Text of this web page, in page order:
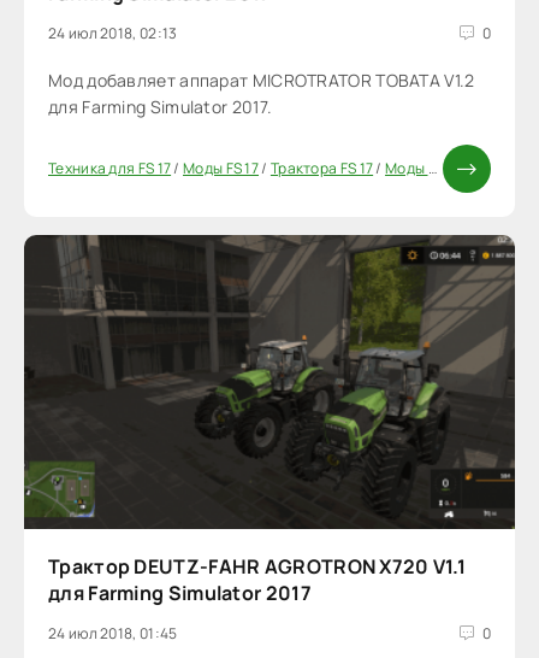
24 июл 2018, 02:13 0
Мод добавляет аппарат MICROTRATOR TOBATA V1.2
для Farming Simulator 2017.
Техника для FS 17/Моды FS 17/ Трактора FS 17/Моды ФС 17
Трактор DEUTZ-FAHR AGROTRON X720 V1.1
для Farming Simulator 2017
24 июл 2018, 01:45 0